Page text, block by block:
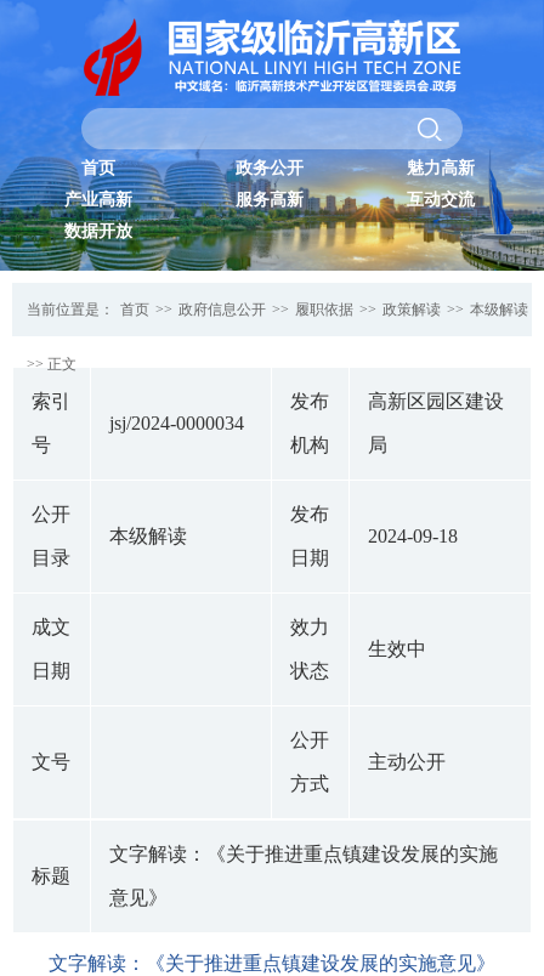
首页 政务公开
魅力高新
产业高新
服务高新
互动交流
数据开放
当前位置是： 首页 >> 政府信息公开 >> 履职依据 >> 政策解读 >> 本级解读
>> 正文
索引
号
jsj/2024-0000034
发布
机构
高新区园区建设
局
公开
目录
本级解读
发布
日期
2024-09-18
成文
日期
效力
状态
生效中
文号
公开
方式
主动公开
标题
文字解读：《关于推进重点镇建设发展的实施
意见》
文字解读：《关于推进重点镇建设发展的实施意见》